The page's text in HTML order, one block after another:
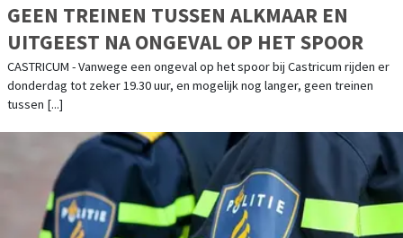
GEEN TREINEN TUSSEN ALKMAAR EN
UITGEEST NA ONGEVAL OP HET SPOOR
CASTRICUM - Vanwege een ongeval op het spoor bij Castricum rijden er
donderdag tot zeker 19.30 uur, en mogelijk nog langer, geen treinen
tussen [...]